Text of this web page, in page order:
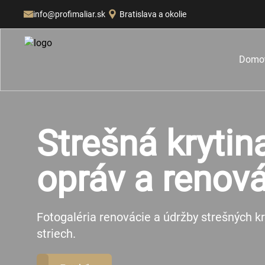
info@profimaliar.sk Bratislava a okolie
Strešná
opráv a
Fotogaléria renovácie a údržby strešných
striech.